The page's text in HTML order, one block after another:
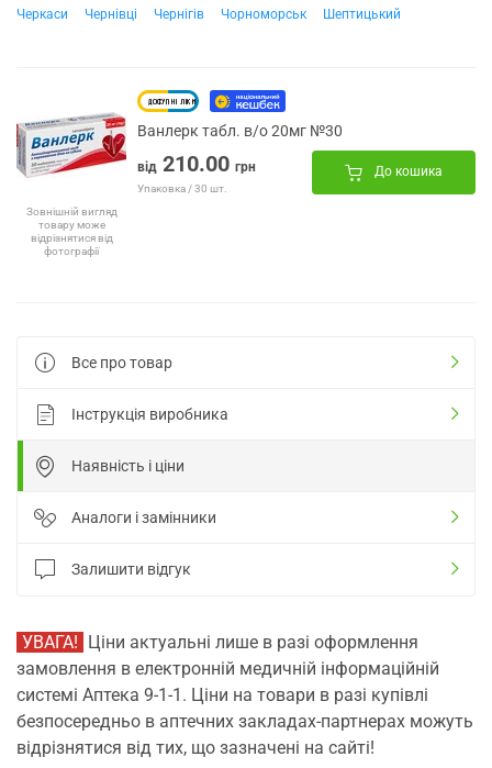
Черкаси
Чернівці Чернігів Чорноморськ Шептицький
Зовнішній вигляд
товару може
відрізнятися від
фотографії
Ванлерк табл. в/о 20мг №30
від 210.00 грн
Упаковка / 30 шт.
До кошика
Все про товар
Інструкція виробника
Наявність і ціни
Аналоги і замінники
Залишити відгук
УВАГА! Ціни актуальні лише в разі оформлення
замовлення в електронній медичній інформаційній
системі Аптека 9-1-1. Ціни на товари в разі купівлі
безпосередньо в аптечних закладах-партнерах можуть
відрізнятися від тих, що зазначені на сайті!